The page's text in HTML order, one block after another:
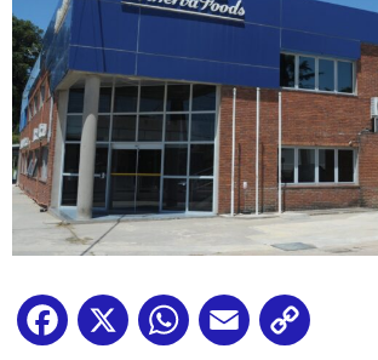
Facebook
X WhatsApp
Email